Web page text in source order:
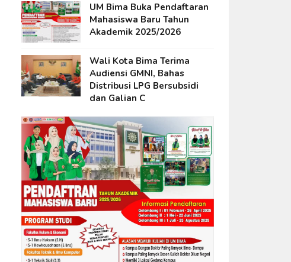
UM Bima Buka Pendaftaran
Mahasiswa Baru Tahun
Akademik 2025/2026
Wali Kota Bima Terima
Audiensi GMNI, Bahas
Distribusi LPG Bersubsidi
dan Galian C